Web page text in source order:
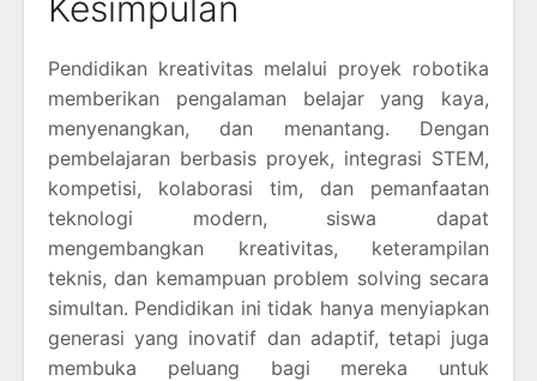
Pendidikan kreativitas melalui proyek robotika
memberikan pengalaman belajar yang kaya,
menyenangkan, dan menantang. Dengan
pembelajaran berbasis proyek, integrasi STEM,
kompetisi, kolaborasi tim, dan pemanfaatan
teknologi modern, siswa dapat
mengembangkan kreativitas, keterampilan
teknis, dan kemampuan problem solving secara
simultan. Pendidikan ini tidak hanya menyiapkan
generasi yang inovatif dan adaptif, tetapi juga
membuka peluang bagi mereka untuk